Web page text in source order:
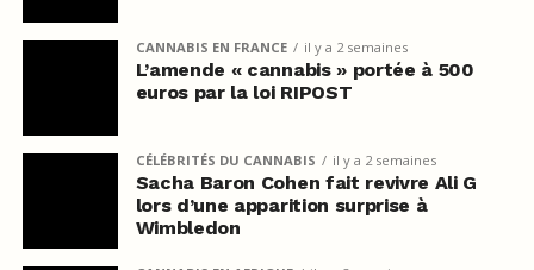
CANNABIS EN FRANCE il y a 2 semaines
L’amende « cannabis » portée à 500
euros par la loi RIPOST
CÉLÉBRITÉS DU CANNABIS il y a 2 semaines
Sacha Baron Cohen fait revivre Ali G
lors d’une apparition surprise à
Wimbledon